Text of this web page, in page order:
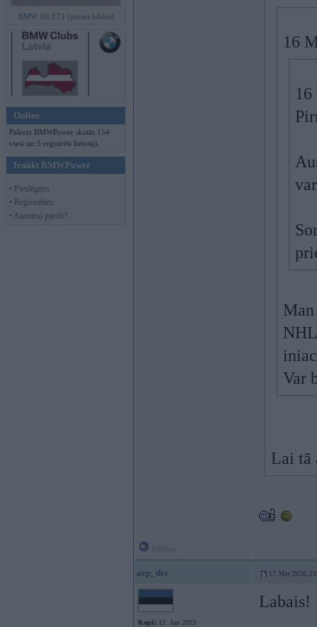
BMW X6 E71 (preses bildes)
Online
Pašreiz BMWPower skatās 154
viesi un 5 reģistrēti lietotāji.
Ienākt BMWPower
• Pieslēgties
• Reģistrēties
• Aizmirsi paroli?
16
Var
Lai tā
aep_det 17. May 2026,
Kopš: 12. Jun 2013
Labais!